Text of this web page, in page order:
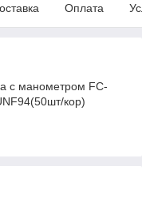
Оплата
c манометром FC-
кор)